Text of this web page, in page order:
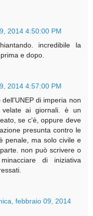
2014 4:50:00 PM
incredibile la
e dopo.
2014 4:57:00 PM
di imperia non
velate ai giornali. è un
se c'è, oppure deve
presunta contro le
penale, ma solo civile e
non può scrivere o
di iniziativa
febbraio 09, 2014